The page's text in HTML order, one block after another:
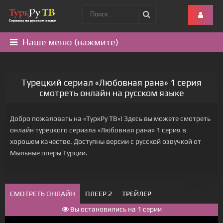
Наше меню (нажмите)
Турецкий сериал «Любовная рана» 1 серия
смотреть онлайн на русском языке
Добро пожаловать на «ТуркРу ТВ»! Здесь вы можете смотреть
онлайн турецкого сериала «Любовная рана» 1 серия в
хорошем качестве. Доступны версии с русской озвучкой от
Мыльные оперы Турции.
СМОТРЕТЬ ОНЛАЙН ПЛЕЕР 2
ТРЕЙЛЕР
Вы остановились на 1 серии